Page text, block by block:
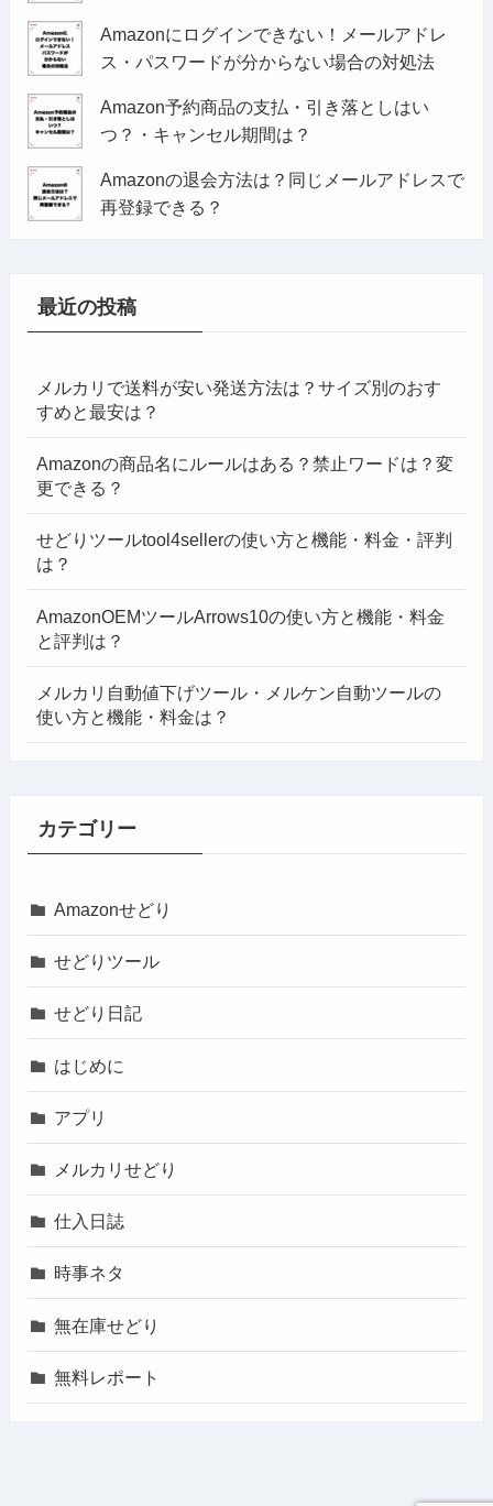
Amazonにログインできない！メールアドレ
ス・パスワードが分からない場合の対処法
Amazon予約商品の支払・引き落としはい
つ？・キャンセル期間は？
Amazonの退会方法は？同じメールアドレスで
再登録できる？
最近の投稿
メルカリで送料が安い発送方法は？サイズ別のおす
すめと最安は？
Amazonの商品名にルールはある？禁止ワードは？変
更できる？
せどりツールtool4sellerの使い方と機能・料金・評判
は？
AmazonOEMツールArrows10の使い方と機能・料金
と評判は？
メルカリ自動値下げツール・メルケン自動ツールの
使い方と機能・料金は？
カテゴリー
Amazonせどり
せどりツール
せどり日記
はじめに
アプリ
メルカリせどり
仕入日誌
時事ネタ
無在庫せどり
無料レポート